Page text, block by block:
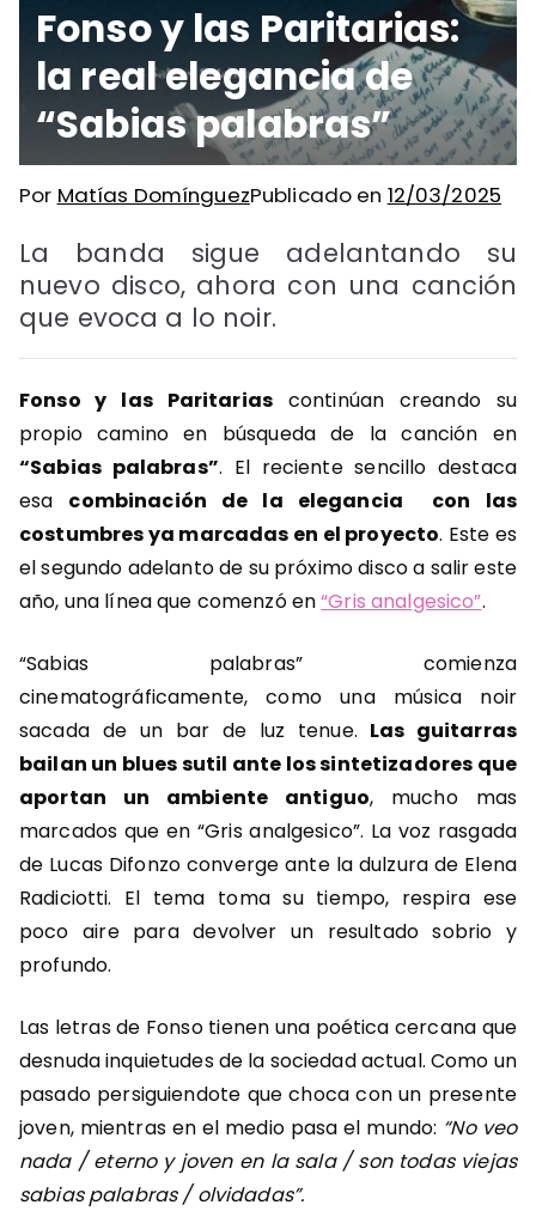
Fonso y las Paritarias:
la real elegancia de
“Sabias palabras”
Por Matías DomínguezPublicado en 12/03/2025
La banda sigue adelantando su
nuevo disco, ahora con una canción
que evoca a lo noir.
Fonso y las Paritarias continúan creando su
propio camino en búsqueda de la canción en
“Sabias palabras”. El reciente sencillo destaca
esa combinación de la elegancia con las
costumbres ya marcadas en el proyecto. Este es
el segundo adelanto de su próximo disco a salir este
año, una línea que comenzó en“Gris analgesico”.
“Sabias palabras” comienza
cinematográficamente, como una música noir
sacada de un bar de luz tenue. Las guitarras
bailan un blues sutil ante los sintetizadores que
aportan un ambiente antiguo, mucho mas
marcados que en “Gris analgesico”. La voz rasgada
de Lucas Difonzo converge ante la dulzura de Elena
Radiciotti. El tema toma su tiempo, respira ese
poco aire para devolver un resultado sobrio y
profundo.
Las letras de Fonso tienen una poética cercana que
desnuda inquietudes de la sociedad actual. Como un
pasado persiguiendote que choca con un presente
joven, mientras en el medio pasa el mundo: “No veo
nada / eterno y joven en la sala / son todas viejas
sabias palabras / olvidadas”.